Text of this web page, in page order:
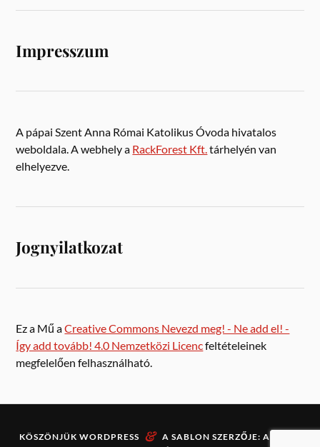
Impresszum
A pápai Szent Anna Római Katolikus Óvoda hivatalos
weboldala. A webhely a RackForest Kft. tárhelyén van
elhelyezve.
Jognyilatkozat
Ez a Mű aCreative Commons Nevezd meg! - Ne add el! -
Így add tovább! 4.0 Nemzetközi Licencfeltételeinek
megfelelően felhasználható.
KÖSZÖNJÜK WORDPRESS & A SABLON SZERZŐJE: ANDERS